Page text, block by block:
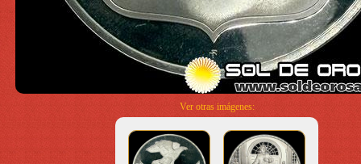
Ver otras imágenes: